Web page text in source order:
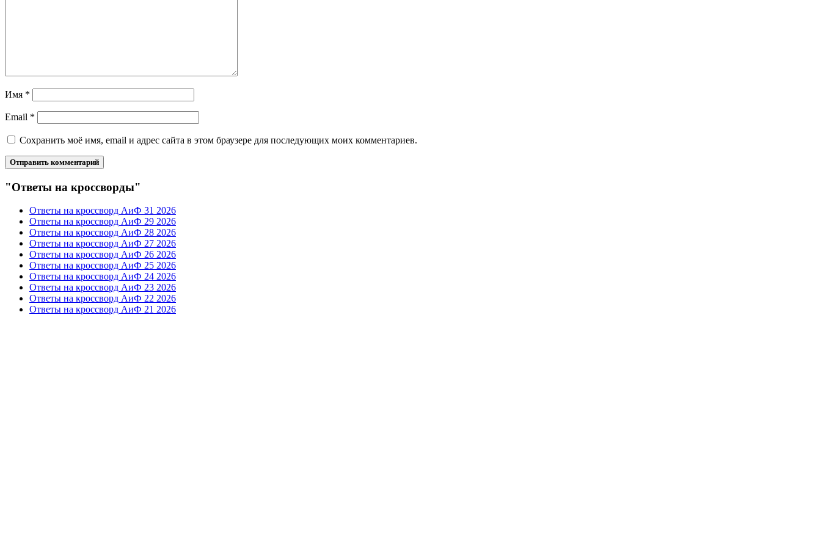
Имя *
Email *
Сохранить моё имя, email и адрес сайта в этом браузере для последующих моих комментариев.
"Ответы на кроссворды"
Ответы на кроссворд АиФ 31 2026
Ответы на кроссворд АиФ 29 2026
Ответы на кроссворд АиФ 28 2026
Ответы на кроссворд АиФ 27 2026
Ответы на кроссворд АиФ 26 2026
Ответы на кроссворд АиФ 25 2026
Ответы на кроссворд АиФ 24 2026
Ответы на кроссворд АиФ 23 2026
Ответы на кроссворд АиФ 22 2026
Ответы на кроссворд АиФ 21 2026